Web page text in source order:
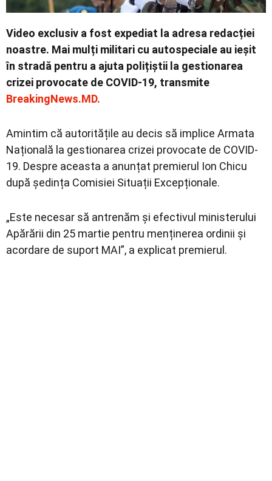
Video exclusiv a fost expediat la adresa redacției
noastre. Mai mulți militari cu autospeciale au ieșit
în stradă pentru a ajuta polițiștii la gestionarea
crizei provocate de COVID-19, transmite
BreakingNews.MD.
Amintim că autoritățile au decis să implice Armata
Națională la gestionarea crizei provocate de COVID-
19. Despre aceasta a anunțat premierul Ion Chicu
după ședința Comisiei Situații Excepționale.
„Este necesar să antrenăm și efectivul ministerului
Apărării din 25 martie pentru menținerea ordinii și
acordare de suport MAI”, a explicat premierul.